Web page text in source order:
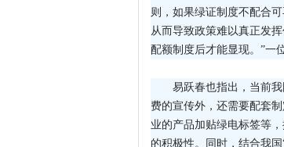
则，如果绿证制度不配合
从而导致政策难以真正发
配额制度后才能显现。”一
易跃春也指出，当前
费的宣传外，还需要配套
业的产品加贴绿电标签等
的积极性。同时，结合我